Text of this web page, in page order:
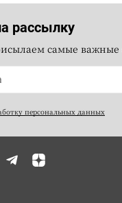
рассылку
самые важные
персональных данных